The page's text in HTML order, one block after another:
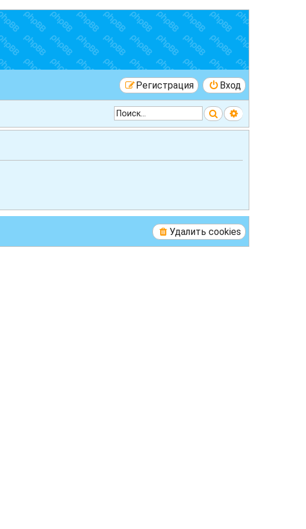
Вход
Регистрация
ПоискРасширенный
Удалить cookies